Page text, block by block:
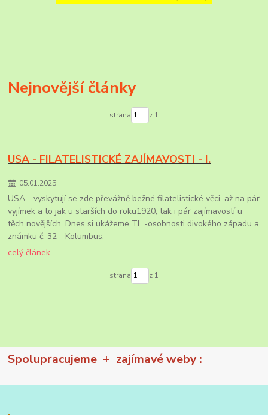
Nejnovější články
strana z 1
USA - FILATELISTICKÉ ZAJÍMAVOSTI - I.
05.01.2025
USA - vyskytují se zde převážně bežné filatelistické věci, až na pár
vyjímek a to jak u starších do roku1920, tak i pár zajímavostí u
těch novějších. Dnes si ukážeme TL -osobnosti divokého západu a
známku č. 32 - Kolumbus.
celý článek
strana z 1
Spolupracujeme + zajímavé weby :